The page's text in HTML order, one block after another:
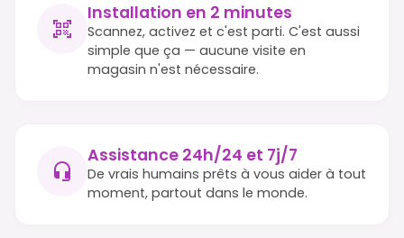
Installation en 2 minutes
Scannez, activez et c'est parti. C'est aussi
simple que ça — aucune visite en
magasin n'est nécessaire.
Assistance 24h/24 et 7j/7
De vrais humains prêts à vous aider à tout
moment, partout dans le monde.